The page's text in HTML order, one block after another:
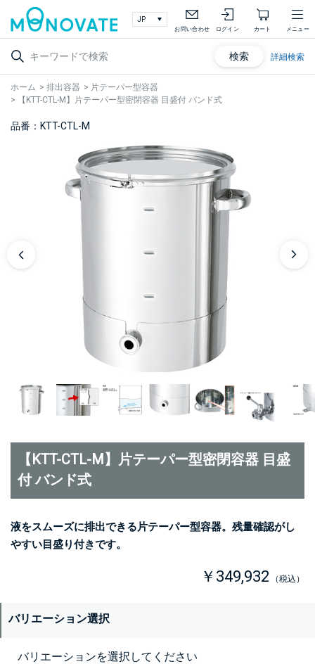
お問い合わせ ログイン カート メニュー
検索 詳細検索
ホーム > 排出容器 > 片テーパー型容器
>
【KTT-CTL-M】片テーパー型密閉容器 目盛付 バンド式
品番：KTT-CTL-M
【KTT-CTL-M】片テーパー型密閉容器 目盛
付 バンド式
液をスムーズに排出できる片テーパー型容器。残量確認がし
やすい目盛り付きです。
￥349,932 （税込）
バリエーション選択
バリエーションを選択してください